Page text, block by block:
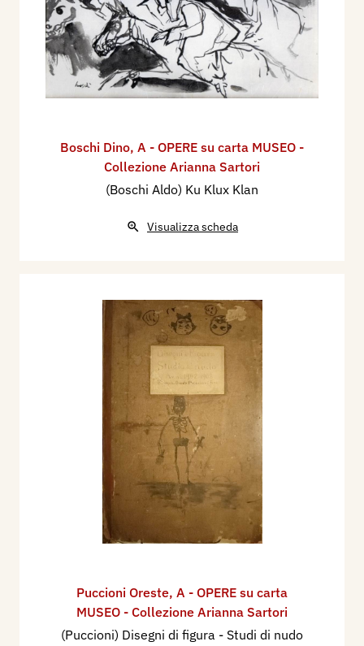
Boschi Dino, A - OPERE su carta MUSEO -
Collezione Arianna Sartori
(Boschi Aldo) Ku Klux Klan
Visualizza scheda
Puccioni Oreste, A - OPERE su carta
MUSEO - Collezione Arianna Sartori
(Puccioni) Disegni di figura - Studi di nudo